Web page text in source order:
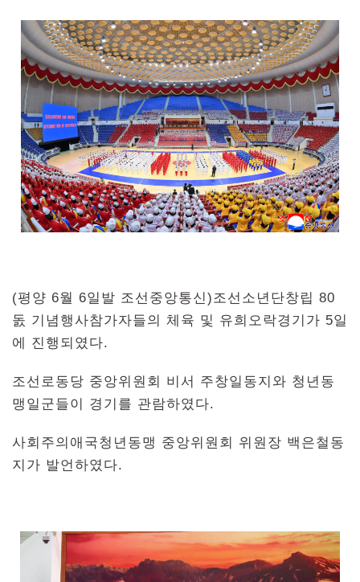
(평양 6월 6일발 조선중앙통신)조선소년단창립 80
돐 기념행사참가자들의 체육 및 유희오락경기가 5일
에 진행되였다.
조선로동당 중앙위원회 비서 주창일동지와 청년동
맹일군들이 경기를 관람하였다.
사회주의애국청년동맹 중앙위원회 위원장 백은철동
지가 발언하였다.